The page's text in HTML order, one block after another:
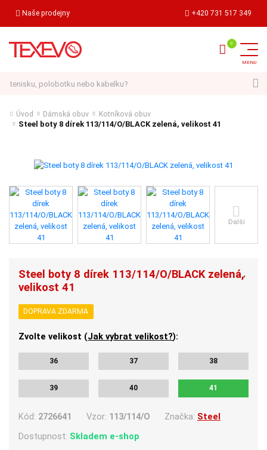
Naše prodejny +420 731 517 349
Úvod Dámská obuv Kotníková obuv
Steel boty 8 dírek 113/114/O/BLACK zelená, velikost 41
Další
Steel boty 8 dírek 113/114/O/BLACK zelená,
velikost 41
DOPRAVA ZDARMA
Zvolte velikost (Jak vybrat velikost?):
36 37 38
39 40 41
Kód: 2726641 Vzor: 113/114/O Značka: Steel
Dostupnost: Skladem e-shop